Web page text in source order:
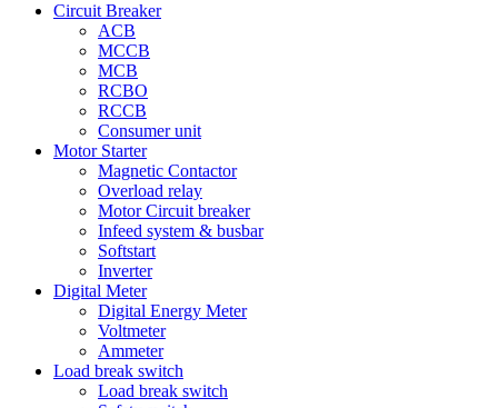
Circuit Breaker
ACB
MCCB
MCB
RCBO
RCCB
Consumer unit
Motor Starter
Magnetic Contactor
Overload relay
Motor Circuit breaker
Infeed system & busbar
Softstart
Inverter
Digital Meter
Digital Energy Meter
Voltmeter
Ammeter
Load break switch
Load break switch